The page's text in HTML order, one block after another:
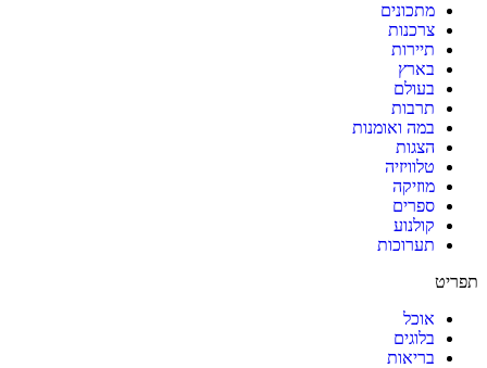
מתכונים
צרכנות
תיירות
בארץ
בעולם
תרבות
במה ואומנות
הצגות
טלוויזיה
מוזיקה
ספרים
קולנוע
תערוכות
תפריט
אוכל
בלוגים
בריאות